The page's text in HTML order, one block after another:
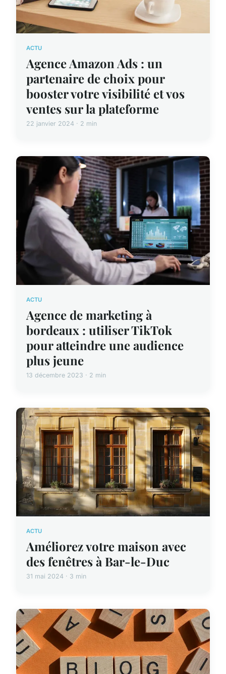
ACTU
Agence Amazon Ads : un
partenaire de choix pour
booster votre visibilité et vos
ventes sur la plateforme
22 janvier 2024 · 2 min
ACTU
Agence de marketing à
bordeaux : utiliser TikTok
pour atteindre une audience
plus jeune
13 décembre 2023 · 2 min
ACTU
Améliorez votre maison avec
des fenêtres à Bar-le-Duc
31 mai 2024 · 3 min